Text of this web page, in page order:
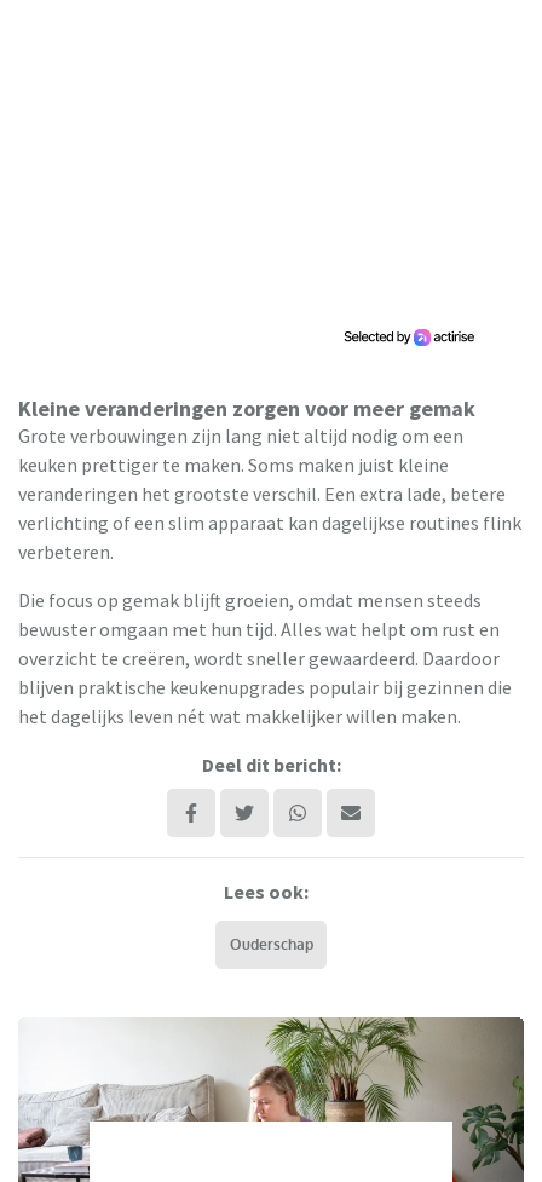
Kleine veranderingen zorgen voor meer gemak
Grote verbouwingen zijn lang niet altijd nodig om een
keuken prettiger te maken. Soms maken juist kleine
veranderingen het grootste verschil. Een extra lade, betere
verlichting of een slim apparaat kan dagelijkse routines flink
verbeteren.
Die focus op gemak blijft groeien, omdat mensen steeds
bewuster omgaan met hun tijd. Alles wat helpt om rust en
overzicht te creëren, wordt sneller gewaardeerd. Daardoor
blijven praktische keukenupgrades populair bij gezinnen die
het dagelijks leven nét wat makkelijker willen maken.
Deel dit bericht:
Lees ook:
Ouderschap